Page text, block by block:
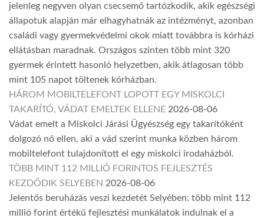
jelenleg negyven olyan csecsemő tartózkodik, akik egészségi
állapotuk alapján már elhagyhatnák az intézményt, azonban
családi vagy gyermekvédelmi okok miatt továbbra is kórházi
ellátásban maradnak. Országos szinten több mint 320
gyermek érintett hasonló helyzetben, akik átlagosan több
mint 105 napot töltenek kórházban.
HÁROM MOBILTELEFONT LOPOTT EGY MISKOLCI
TAKARÍTÓ, VÁDAT EMELTEK ELLENE 2026-08-06
Vádat emelt a Miskolci Járási Ügyészség egy takarítóként
dolgozó nő ellen, aki a vád szerint munka közben három
mobiltelefont tulajdonított el egy miskolci irodaházból.
TÖBB MINT 112 MILLIÓ FORINTOS FEJLESZTÉS
KEZDŐDIK SELYEBEN 2026-08-06
Jelentős beruházás veszi kezdetét Selyében: több mint 112
millió forint értékű fejlesztési munkálatok indulnak el a